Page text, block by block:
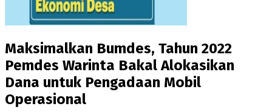
Maksimalkan Bumdes, Tahun 2022
Pemdes Warinta Bakal Alokasikan
Dana untuk Pengadaan Mobil
Operasional